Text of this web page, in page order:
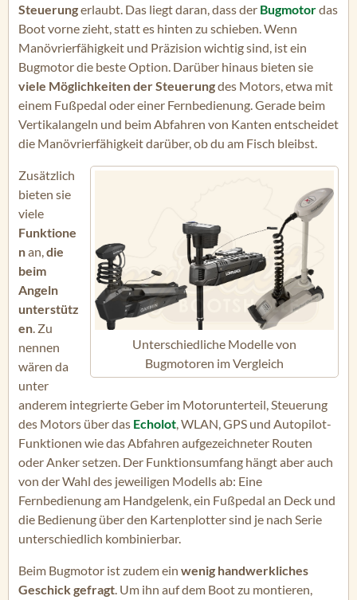
Steuerungerlaubt. Das liegt daran, dass der Bugmotordas
Boot vorne zieht, statt es hinten zu schieben. Wenn
Manövrierfähigkeit und Präzision wichtig sind, ist ein
Bugmotor die beste Option. Darüber hinaus bieten sie
viele Möglichkeiten der Steuerungdes Motors, etwa mit
einem Fußpedal oder einer Fernbedienung. Gerade beim
Vertikalangeln und beim Abfahren von Kanten entscheidet
die Manövrierfähigkeit darüber, ob du am Fisch bleibst.
Unterschiedliche Modelle von
Bugmotoren im Vergleich
Zusätzlich
bieten sie
viele
Funktione
nan,die
beim
Angeln
unterstütz
en. Zu
nennen
wären da
unter
anderem integrierte Geber im Motorunterteil, Steuerung
des Motors über das Echolot, WLAN, GPS und Autopilot-
Funktionen wie das Abfahren aufgezeichneter Routen
oder Anker setzen. Der Funktionsumfang hängt aber auch
von der Wahl des jeweiligen Modells ab: Eine
Fernbedienung am Handgelenk, ein Fußpedal an Deck und
die Bedienung über den Kartenplotter sind je nach Serie
unterschiedlich kombinierbar.
Beim Bugmotor ist zudem ein wenig handwerkliches
Geschick gefragt. Um ihn auf dem Boot zu montieren,